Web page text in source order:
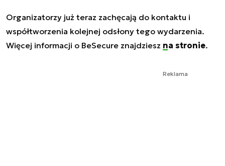
Organizatorzy już teraz zachęcają do kontaktu i
współtworzenia kolejnej odsłony tego wydarzenia.
Więcej informacji o BeSecure znajdziesz na stronie.
Reklama